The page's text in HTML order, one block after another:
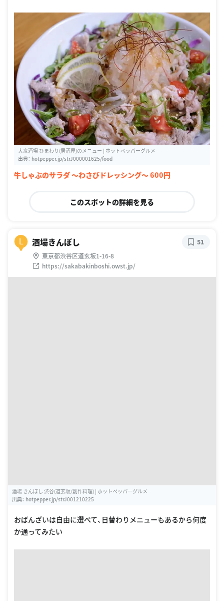
大衆酒場 ひまわり(居酒屋)のメニュー | ホットペッパーグルメ
出典： hotpepper.jp/strJ000001625/food
牛しゃぶのサラダ 〜わさびドレッシング〜 600円
このスポットの詳細を見る
L 酒場きんぼし
東京都渋谷区道玄坂1-16-8
https://sakabakinboshi.owst.jp/
51
酒場 きんぼし 渋谷(道玄坂/創作料理) | ホットペッパーグルメ
出典： hotpepper.jp/strJ001210225
おばんざいは自由に選べて、日替わりメニューもあるから何度
か通ってみたい